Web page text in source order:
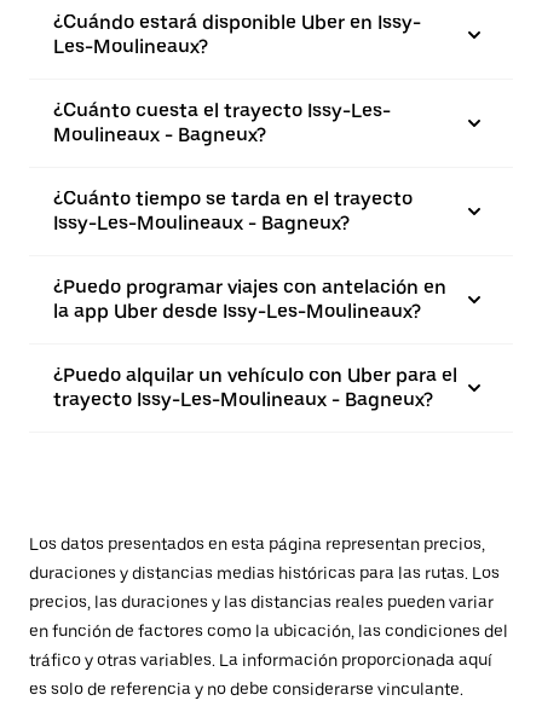
¿Cuándo estará disponible Uber en Issy-
Les-Moulineaux?
¿Cuánto cuesta el trayecto Issy-Les-
Moulineaux - Bagneux?
¿Cuánto tiempo se tarda en el trayecto
Issy-Les-Moulineaux - Bagneux?
¿Puedo programar viajes con antelación en
la app Uber desde Issy-Les-Moulineaux?
¿Puedo alquilar un vehículo con Uber para el
trayecto Issy-Les-Moulineaux - Bagneux?
Los datos presentados en esta página representan precios,
duraciones y distancias medias históricas para las rutas. Los
precios, las duraciones y las distancias reales pueden variar
en función de factores como la ubicación, las condiciones del
tráfico y otras variables. La información proporcionada aquí
es solo de referencia y no debe considerarse vinculante.